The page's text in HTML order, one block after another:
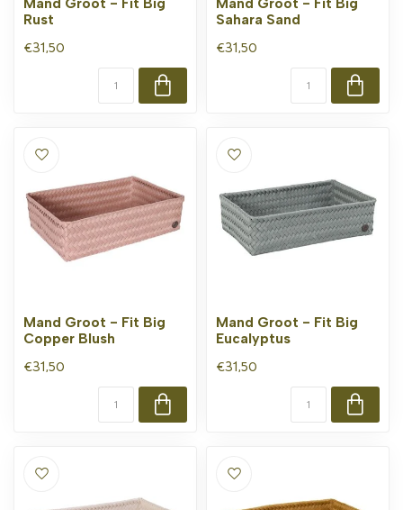
Rust
€31,50
Sahara Sand
€31,50
Mand Groot - Fit Big
Copper Blush
€31,50
Mand Groot - Fit Big
Eucalyptus
€31,50